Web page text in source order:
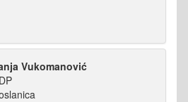
Vukomanović